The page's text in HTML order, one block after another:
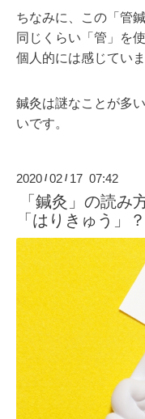
ちなみに、この「管
同じくらい「管」を
個人的には感じていま
鍼灸は謎なことが多
いです。
2020 /02 / 17 07:42
「鍼灸」の読み
「はりきゅう」